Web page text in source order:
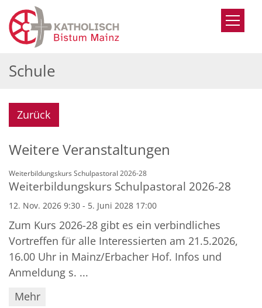
Zum Inhalt springen
Schule
Zurück
Weitere Veranstaltungen
Weiterbildungskurs Schulpastoral 2026-28:
Weiterbildungskurs Schulpastoral 2026-28
12. Nov. 2026 9:30 - 5. Juni 2028 17:00
Zum Kurs 2026-28 gibt es ein verbindliches
Vortreffen für alle Interessierten am 21.5.2026,
16.00 Uhr in Mainz/Erbacher Hof. Infos und
Anmeldung s. ...
Mehr